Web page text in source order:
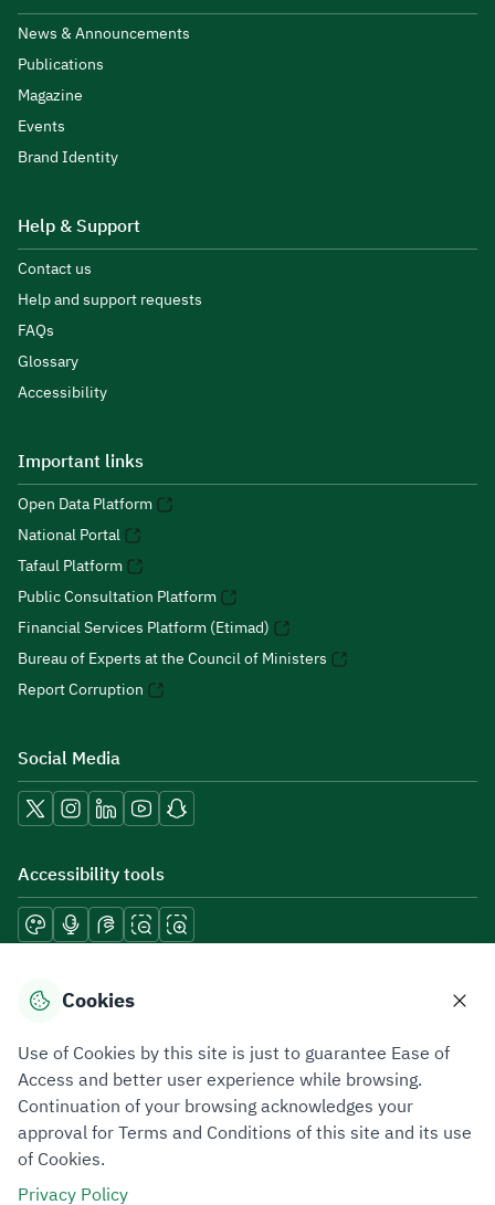
News & Announcements
Publications
Magazine
Events
Brand Identity
Help & Support
Contact us
Help and support requests
FAQs
Glossary
Accessibility
Important links
Open Data Platform
National Portal
Tafaul Platform
Public Consultation Platform
Financial Services Platform (Etimad)
Bureau of Experts at the Council of Ministers
Report Corruption
Social Media
Accessibility tools
Download mobile applications
Privacy PolicyTerms of UseSite Map
All rights reserved 2026 © ZATCA.GOV.SA
Cookies
Use of Cookies by this site is just to guarantee Ease of
Access and better user experience while browsing.
Continuation of your browsing acknowledges your
approval for Terms and Conditions of this site and its use
of Cookies.
Privacy Policy